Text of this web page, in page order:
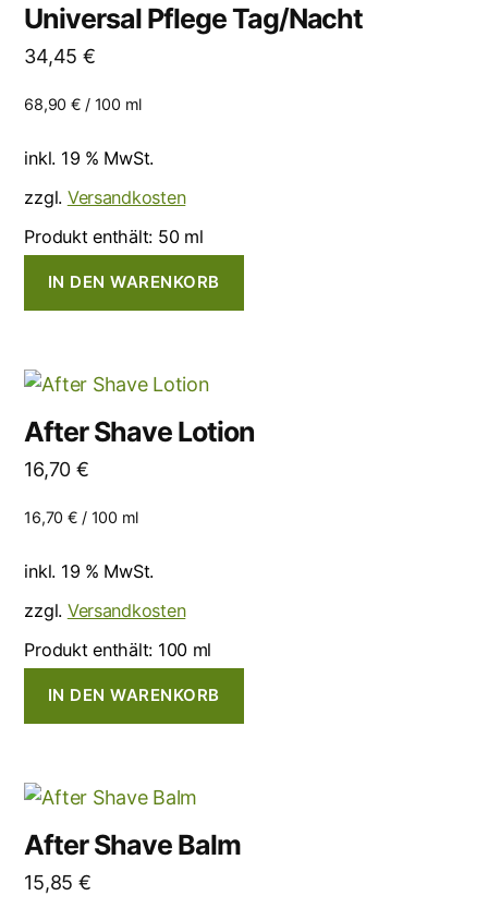
Universal Pflege Tag/Nacht
34,45 €
68,90 € / 100 ml
inkl. 19 % MwSt.
zzgl. Versandkosten
Produkt enthält: 50 ml
IN DEN WARENKORB
After Shave Lotion
16,70 €
16,70 € / 100 ml
inkl. 19 % MwSt.
zzgl. Versandkosten
Produkt enthält: 100 ml
IN DEN WARENKORB
After Shave Balm
15,85 €